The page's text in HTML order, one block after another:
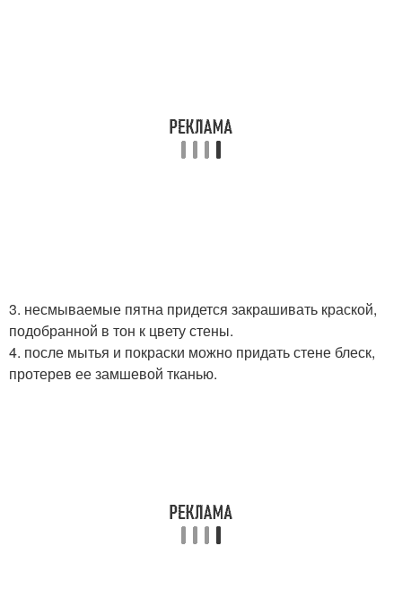
3. несмываемые пятна придется закрашивать краской,
подобранной в тон к цвету стены.
4. после мытья и покраски можно придать стене блеск,
протерев ее замшевой тканью.